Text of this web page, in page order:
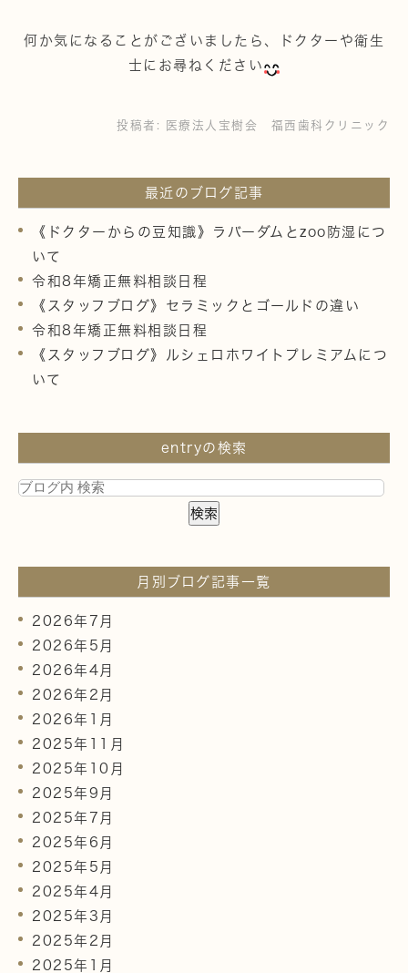
何か気になることがございましたら、ドクターや衛生
士にお尋ねください
投稿者: 医療法人宝樹会 福西歯科クリニック
最近のブログ記事
《ドクターからの豆知識》ラバーダムとzoo防湿につ
いて
令和8年矯正無料相談日程
《スタッフブログ》セラミックとゴールドの違い
令和8年矯正無料相談日程
《スタッフブログ》ルシェロホワイトプレミアムにつ
いて
entryの検索
月別ブログ記事一覧
2026年7月
2026年5月
2026年4月
2026年2月
2026年1月
2025年11月
2025年10月
2025年9月
2025年7月
2025年6月
2025年5月
2025年4月
2025年3月
2025年2月
2025年1月